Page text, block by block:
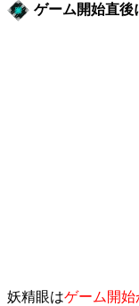
ゲーム開始直後
妖精眼はゲーム開